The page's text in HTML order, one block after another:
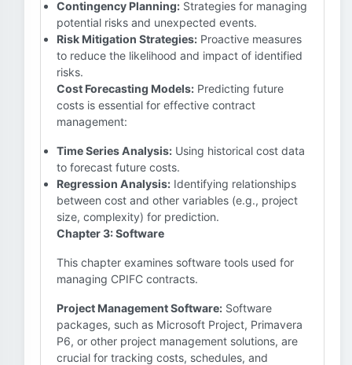
Contingency Planning: Strategies for managing
potential risks and unexpected events.
Risk Mitigation Strategies: Proactive measures
to reduce the likelihood and impact of identified
risks.
Cost Forecasting Models: Predicting future
costs is essential for effective contract
management:
Time Series Analysis: Using historical cost data
to forecast future costs.
Regression Analysis: Identifying relationships
between cost and other variables (e.g., project
size, complexity) for prediction.
Chapter 3: Software
This chapter examines software tools used for
managing CPIFC contracts.
Project Management Software: Software
packages, such as Microsoft Project, Primavera
P6, or other project management solutions, are
crucial for tracking costs, schedules, and